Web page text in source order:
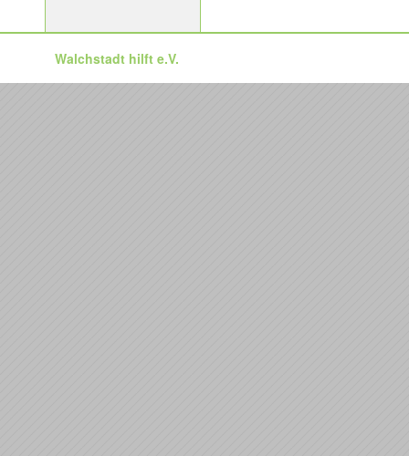
Walchstadt hilft e.V.